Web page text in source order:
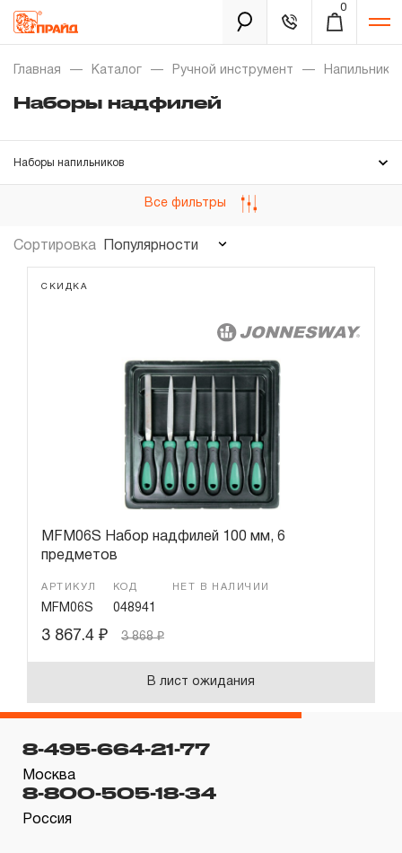
0
Каталог
Новинки
Уцененный товар
Гарантия и сервис
Доставка и оплата
Контакты
Забыли пароль?
Главная Каталог Ручной инструмент
Наборы надфилей
Наборы напильников
Все фильтры
Сортировка Популярности
СКИДКА
MFM06S Набор надфилей 100 мм, 6
предметов
АРТИКУЛ
MFM06S
КОД
048941
НЕТ В НАЛИЧИИ
3 867.4 ₽ 3 868₽
В лист ожидания
8-495-664-21-77
Москва
8-800-505-18-34
Россия